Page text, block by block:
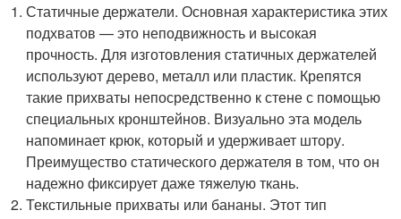
Статичные держатели. Основная характеристика этих
подхватов — это неподвижность и высокая
прочность. Для изготовления статичных держателей
используют дерево, металл или пластик. Крепятся
такие прихваты непосредственно к стене с помощью
специальных кронштейнов. Визуально эта модель
напоминает крюк, который и удерживает штору.
Преимущество статического держателя в том, что он
надежно фиксирует даже тяжелую ткань.
Текстильные прихваты или бананы. Этот тип